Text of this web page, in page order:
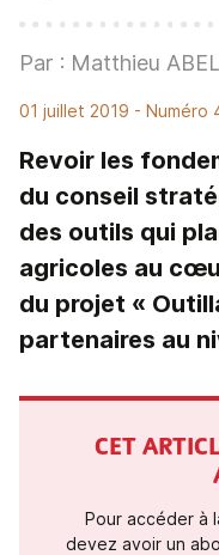
Par : Matthieu
01 juillet 2019 - Numéro
Revoir les
du conseil
des outils qui
agricoles au
du projet «
partenaires au
CET
Pour accéder à
devez avoir un